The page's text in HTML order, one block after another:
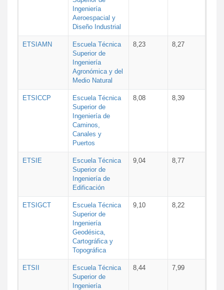
Ingeniería
Aeroespacial y
Diseño Industrial
ETSIAMN
Escuela Técnica
Superior de
Ingeniería
Agronómica y del
Medio Natural
8,23 8,27
ETSICCP
Escuela Técnica
Superior de
Ingeniería de
Caminos,
Canales y
Puertos
8,08 8,39
ETSIE
Escuela Técnica
Superior de
Ingeniería de
Edificación
9,04 8,77
ETSIGCT
Escuela Técnica
Superior de
Ingeniería
Geodésica,
Cartográfica y
Topográfica
9,10 8,22
ETSII
Escuela Técnica
Superior de
Ingeniería
8,44 7,99